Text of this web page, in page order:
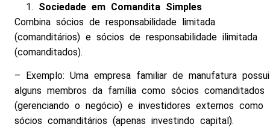
Sociedade em Comandita Simples
Combina sócios de responsabilidade limitada
(comanditários) e sócios de responsabilidade ilimitada
(comanditados).
– Exemplo: Uma empresa familiar de manufatura possui
alguns membros da família como sócios comanditados
(gerenciando o negócio) e investidores externos como
sócios comanditários (apenas investindo capital).